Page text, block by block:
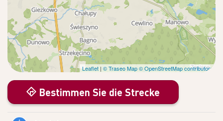
Leaflet | © Traseo Map© OpenStreetMap contributors
Bestimmen Sie die Strecke